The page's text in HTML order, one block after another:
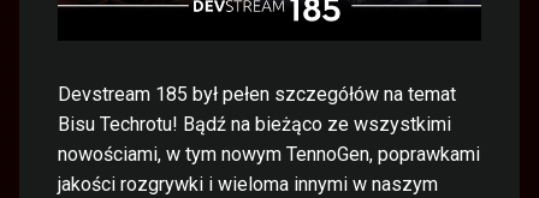
Devstream 185 był pełen szczegółów na temat
Bisu Techrotu! Bądź na bieżąco ze wszystkimi
nowościami, w tym nowym TennoGen, poprawkami
jakości rozgrywki i wieloma innymi w naszym